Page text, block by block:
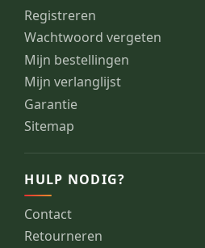
Registreren
Wachtwoord vergeten
Mijn bestellingen
Mijn verlanglijst
Garantie
Sitemap
HULP NODIG?
Contact
Retourneren